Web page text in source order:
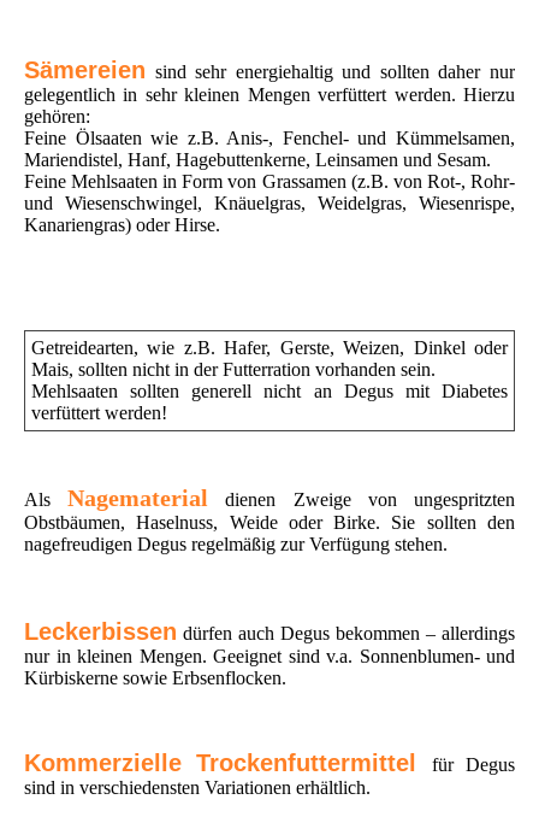
Sämereien sind sehr energiehaltig und sollten daher nur
gelegentlich in sehr kleinen Mengen verfüttert werden. Hierzu
gehören:
Feine Ölsaaten wie z.B. Anis-, Fenchel- und Kümmelsamen,
Mariendistel, Hanf, Hagebuttenkerne, Leinsamen und Sesam.
Feine Mehlsaaten in Form von Grassamen (z.B. von Rot-, Rohr-
und Wiesenschwingel, Knäuelgras, Weidelgras, Wiesenrispe,
Kanariengras) oder Hirse.
Getreidearten, wie z.B. Hafer, Gerste, Weizen, Dinkel oder
Mais, sollten nicht in der Futterration vorhanden sein.
Mehlsaaten sollten generell nicht an Degus mit Diabetes
verfüttert werden!
Als Nagematerial dienen Zweige von ungespritzten
Obstbäumen, Haselnuss, Weide oder Birke. Sie sollten den
nagefreudigen Degus regelmäßig zur Verfügung stehen.
Leckerbissen dürfen auch Degus bekommen – allerdings
nur in kleinen Mengen. Geeignet sind v.a. Sonnenblumen- und
Kürbiskerne sowie Erbsenflocken.
Kommerzielle Trockenfuttermittel
für Degus
sind in verschiedensten Variationen erhältlich.